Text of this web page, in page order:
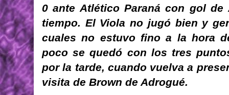
0 ante Atlético Paraná con gol
tiempo. El Viola no jugó bien y
cuales no estuvo fino a la hora
poco se quedó con los tres
por la tarde, cuando vuelva a
visita de Brown de Adrogué.